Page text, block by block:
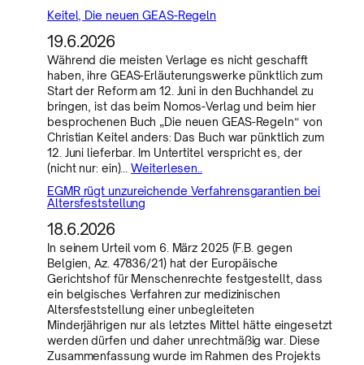
Keitel, Die neuen GEAS-Regeln
19.6.2026
Während die meisten Verlage es nicht geschafft
haben, ihre GEAS-Erläuterungswerke pünktlich zum
Start der Reform am 12. Juni in den Buchhandel zu
bringen, ist das beim Nomos-Verlag und beim hier
besprochenen Buch „Die neuen GEAS-Regeln“ von
Christian Keitel anders: Das Buch war pünktlich zum
12. Juni lieferbar. Im Untertitel verspricht es, der
(nicht nur: ein)…Weiterlesen..
EGMR rügt unzureichende Verfahrensgarantien bei
Altersfeststellung
18.6.2026
In seinem Urteil vom 6. März 2025 (F.B. gegen
Belgien, Az. 47836/21) hat der Europäische
Gerichtshof für Menschenrechte festgestellt, dass
ein belgisches Verfahren zur medizinischen
Altersfeststellung einer unbegleiteten
Minderjährigen nur als letztes Mittel hätte eingesetzt
werden dürfen und daher unrechtmäßig war. Diese
Zusammenfassung wurde im Rahmen des Projekts